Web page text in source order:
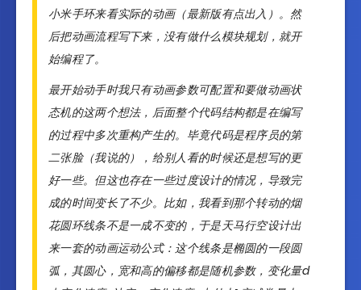
小米手环来看实际的动画（最新版有点出入）。然
后把动画流程写下来，没有做什么模块规划，就开
始编程了。
最开始动手时我只有动画参数可配置和要做动画状
态机的这两个想法，后面整个代码结构都是在编写
的过程中多次重构产生的。毕竟代码是程序员的第
二张脸（我说的），给别人看的时候还是想写的更
好一些。但这也存在一些过度设计的情况，导致完
成的时间变长了不少。比如，我看到那个转动的烟
花圆环线条不是一成不变的，于是天马行空设计出
来一套的动画运动公式：这个线条是椭圆的一段圆
弧，其圆心，宽和高的偏移都是随机参数，变化量d